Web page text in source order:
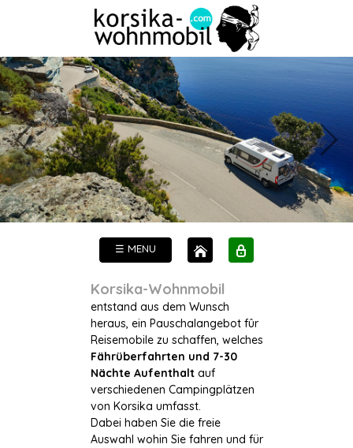
☰ MENU
Korsika-Wohnmobil
entstand aus dem Wunsch
heraus, ein Pauschalangebot fûr
Reisemobile zu schaffen, welches
Fährüberfahrten und 7-30
Nächte Aufenthaltauf
verschiedenen Campingplätzen
von Korsika umfasst.
Dabei haben Sie die freie
Auswahl wohin Sie fahren und für